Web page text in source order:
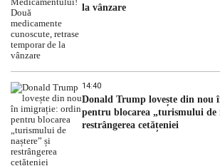
la vânzare
14:40
Donald Trump lovește din
pentru blocarea „turismului de
restrângerea cetățeniei